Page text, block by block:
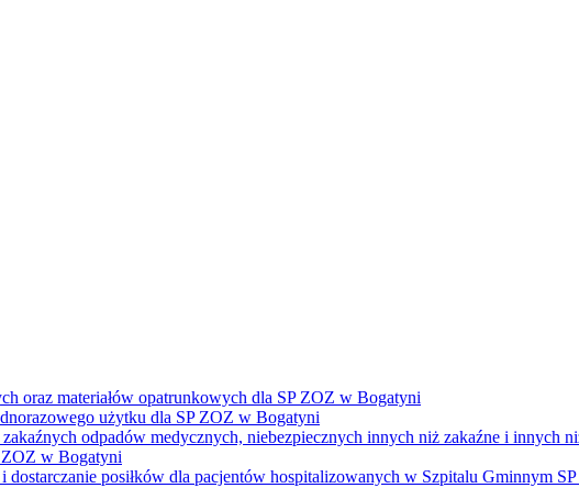
oraz materiałów opatrunkowych dla SP ZOZ w Bogatyni
użytku dla SP ZOZ w Bogatyni
odpadów medycznych, niebezpiecznych innych niż zakaźne i innych
ZOZ w Bogatyni
i dostarczanie posiłków dla pacjentów hospitalizowanych w Szpitalu Gminnym